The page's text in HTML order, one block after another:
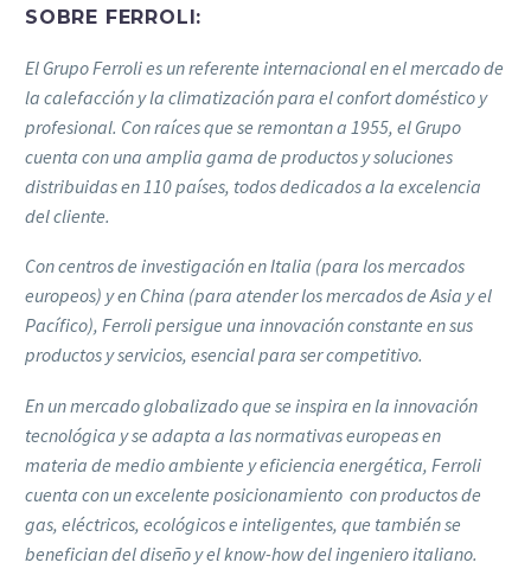
SOBRE FERROLI:
El Grupo Ferroli es un referente internacional en el mercado de
la calefacción y la climatización para el confort doméstico y
profesional. Con raíces que se remontan a 1955, el Grupo
cuenta con una amplia gama de productos y soluciones
distribuidas en 110 países, todos dedicados a la excelencia
del cliente.
Con centros de investigación en Italia (para los mercados
europeos) y en China (para atender los mercados de Asia y el
Pacífico), Ferroli persigue una innovación constante en sus
productos y servicios, esencial para ser competitivo.
En un mercado globalizado que se inspira en la innovación
tecnológica y se adapta a las normativas europeas en
materia de medio ambiente y eficiencia energética, Ferroli
cuenta con un excelente posicionamiento con productos de
gas, eléctricos, ecológicos e inteligentes, que también se
benefician del diseño y el know-how del ingeniero italiano.